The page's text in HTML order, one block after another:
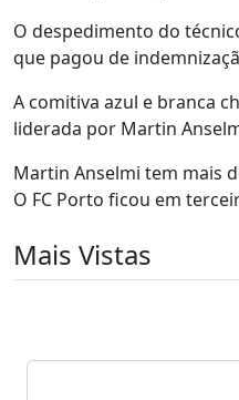
O despedimento do
que pagou de
A comitiva azul e branca
liderada por Martin
Martin Anselmi tem mais
O FC Porto ficou em
Mais Vistas